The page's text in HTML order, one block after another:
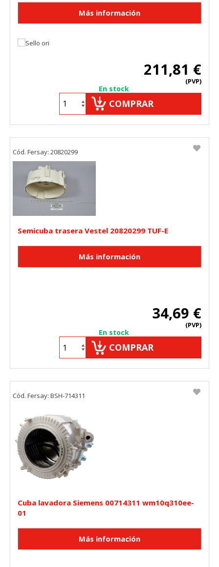
211,81 €
(PVP)
En stock
COMPRAR
Semicuba trasera Vestel 20820299 TUF-E
34,69 €
(PVP)
En stock
COMPRAR
Cód. Fersay: 20820299
Cuba lavadora Siemens 00714311 wm10q310ee-
01
Cód. Fersay: BSH-714311